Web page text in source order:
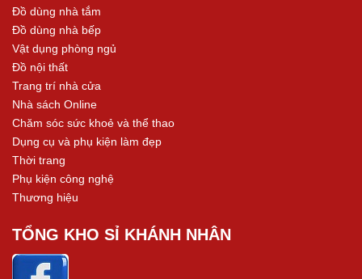
Đồ dùng nhà tắm
Đồ dùng nhà bếp
Vật dụng phòng ngủ
Đồ nội thất
Trang trí nhà cửa
Nhà sách Online
Chăm sóc sức khoẻ và thể thao
Dụng cụ và phụ kiện làm đẹp
Thời trang
Phụ kiện công nghệ
Thương hiệu
TỔNG KHO SỈ KHÁNH NHÂN